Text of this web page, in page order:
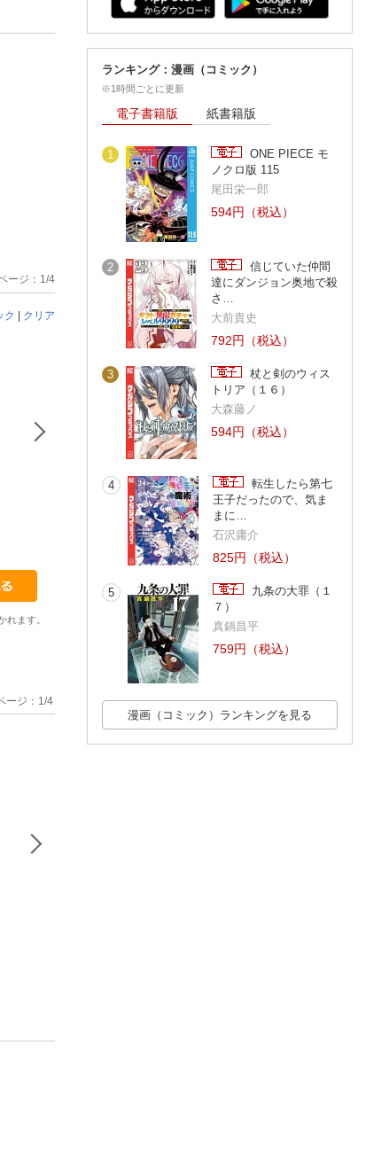
ージ：1/4
ク クリア
1
玉響なつめ
ます。
ージ： 1/4
ランキング：漫画（コミック）
※1時間ごとに更新
電子書籍版 紙書籍版
1
ONE PIECE モ
ノクロ版 115
尾田栄一郎
594円（税込）
2
信じていた仲間
達にダンジョン奥地で殺
さ…
大前貴史
792円（税込）
3
杖と剣のウィス
トリア（１６）
大森藤ノ
594円（税込）
4
転生したら第七
王子だったので、気ま
まに…
石沢庸介
825円（税込）
5
九条の大罪（１
７）
真鍋昌平
759円（税込）
漫画（コミック）ランキングを見る